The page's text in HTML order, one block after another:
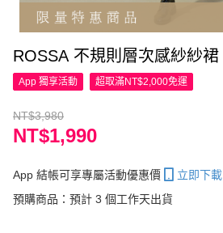
ROSSA 不規則層次感紗紗裙
App 獨享活動 超取滿NT$2,000免運
NT$3,980
NT$1,990
App 結帳可享專屬活動優惠價
立即下載
預購商品：預計 3 個工作天出貨